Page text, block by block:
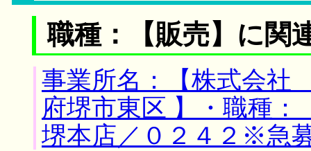
職種：【販売】に関
事業所名：【株式会
府堺市東区 】・職種
堺本店／０２４２※急